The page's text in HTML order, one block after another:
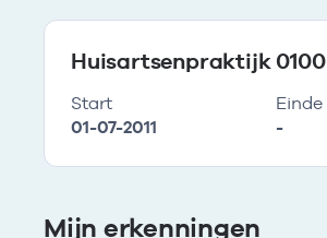
Huisartsenpraktijk 0100
Start
01-07-2011
Einde
-
Mijn erkenningen